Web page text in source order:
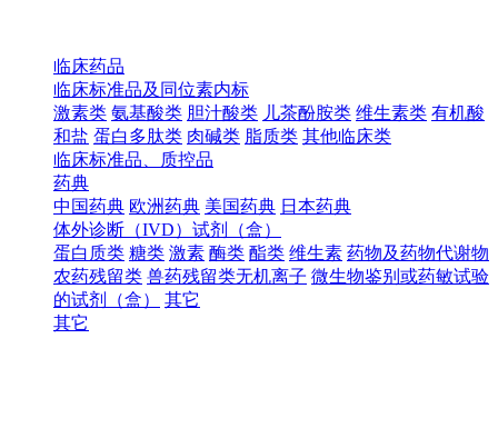
临床药品
临床标准品及同位素内标
激素类 氨基酸类 胆汁酸类 儿茶酚胺类 维生素类 有机酸
和盐 蛋白多肽类 肉碱类 脂质类 其他临床类
临床标准品、质控品
药典
中国药典 欧洲药典 美国药典 日本药典
体外诊断（IVD）试剂（盒）
蛋白质类 糖类 激素 酶类 酯类 维生素 药物及药物代谢物
农药残留类 兽药残留类无机离子 微生物鉴别或药敏试验
的试剂（盒）
其它
其它